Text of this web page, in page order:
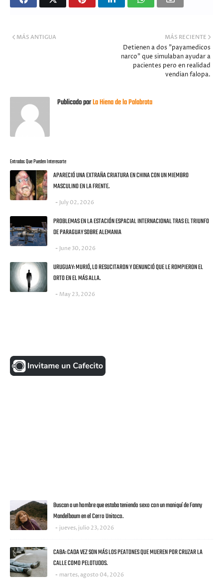
MÁS RECIENTE
Detienen a dos "payamedicos
narco" que simulaban ayudar a
pacientes pero en realidad
vendian falopa.
MÁS ANTIGUA
Publicado porLa Hiena de la Palabrota
Entradas Que Pueden Interesarte
APARECIÓ UNA EXTRAÑA CRIATURA EN CHINA CON UN MIEMBRO
MASCULINO EN LA FRENTE.
July 02, 2026
PROBLEMAS EN LA ESTACIÓN ESPACIAL INTERNACIONAL TRAS EL TRIUNFO
DE PARAGUAY SOBRE ALEMANIA
June 30, 2026
URUGUAY: MURIÓ, LO RESUCITARON Y DENUNCIÓ QUE LE ROMPIERON EL
ORTO EN EL MÁS ALLA.
May 23, 2026
Buscan a un hombre que estaba teniendo sexo con un maniquí de Fanny
Mandelbaum en el Cerro Unitoco.
jueves, julio 23, 2026
CABA: CADA VEZ SON MÁS LOS PEATONES QUE MUEREN POR CRUZAR LA
CALLE COMO PELOTUDOS.
martes, agosto 04, 2026